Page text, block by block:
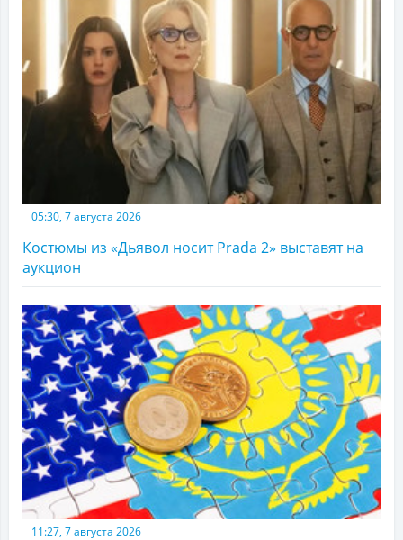
05:30, 7 августа 2026
Костюмы из «Дьявол носит Prada 2» выставят на
аукцион
11:27, 7 августа 2026